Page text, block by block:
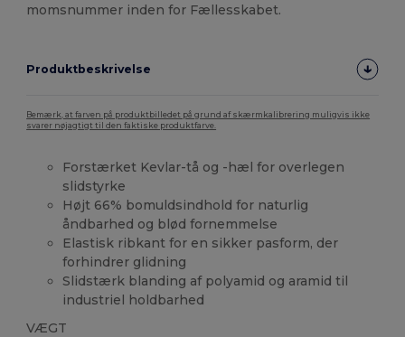
momsnummer inden for Fællesskabet.
Produktbeskrivelse
Bemærk, at farven på produktbilledet på grund af skærmkalibrering muligvis ikke
svarer nøjagtigt til den faktiske produktfarve.
Forstærket Kevlar-tå og -hæl for overlegen
slidstyrke
Højt 66% bomuldsindhold for naturlig
åndbarhed og blød fornemmelse
Elastisk ribkant for en sikker pasform, der
forhindrer glidning
Slidstærk blanding af polyamid og aramid til
industriel holdbarhed
VÆGT